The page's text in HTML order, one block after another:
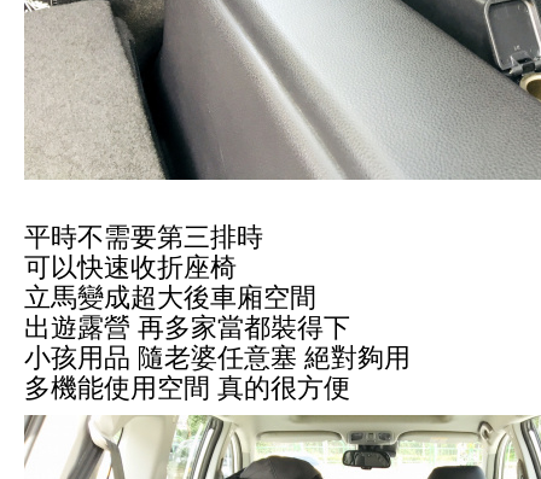
平時不需要第三排時
可以快速收折座椅
立馬變成超大後車廂空間
出遊露營 再多家當都裝得下
小孩用品 隨老婆任意塞 絕對夠用
多機能使用空間 真的很方便